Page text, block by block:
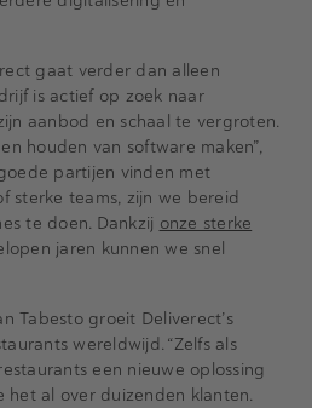
gaat verder dan alleen
is actief op zoek naar
aanbod en schaal te vergroten.
houden van software maken”,
partijen vinden met
sterke teams, zijn we bereid
te doen. Dankzij onze sterke
jaren kunnen we snel
Tabesto groeit Deliverect’s
wereldwijd. “Zelfs als
een nieuwe oplossing
al over duizenden klanten.